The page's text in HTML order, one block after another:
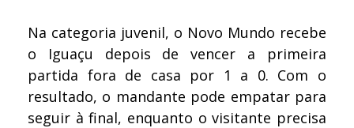
Na categoria juvenil, o Novo Mundo recebe
o Iguaçu depois de vencer a primeira
partida fora de casa por 1 a 0. Com o
resultado, o mandante pode empatar para
seguir à final, enquanto o visitante precisa